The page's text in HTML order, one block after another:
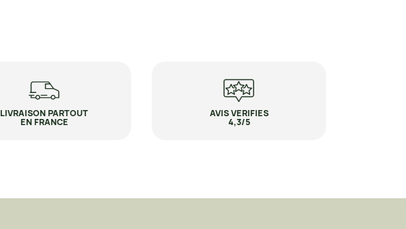
LIVRAISON PARTOUT
EN FRANCE
AVIS VERIFIES
4,3/5